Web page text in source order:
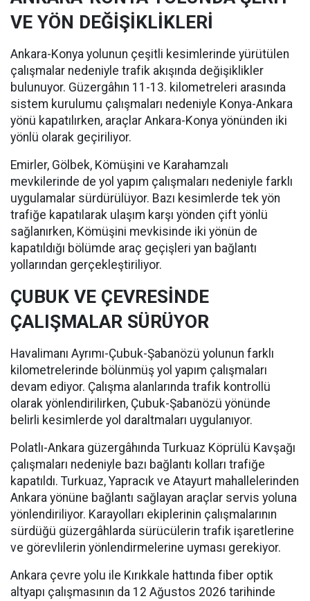
VE YÖN DEĞİŞİKLİKLERİ
Ankara-Konya yolunun çeşitli kesimlerinde yürütülen
çalışmalar nedeniyle trafik akışında değişiklikler
bulunuyor. Güzergâhın 11-13. kilometreleri arasında
sistem kurulumu çalışmaları nedeniyle Konya-Ankara
yönü kapatılırken, araçlar Ankara-Konya yönünden iki
yönlü olarak geçiriliyor.
Emirler, Gölbek, Kömüşini ve Karahamzalı
mevkilerinde de yol yapım çalışmaları nedeniyle farklı
uygulamalar sürdürülüyor. Bazı kesimlerde tek yön
trafiğe kapatılarak ulaşım karşı yönden çift yönlü
sağlanırken, Kömüşini mevkisinde iki yönün de
kapatıldığı bölümde araç geçişleri yan bağlantı
yollarından gerçekleştiriliyor.
ÇUBUK VE ÇEVRESİNDE
ÇALIŞMALAR SÜRÜYOR
Havalimanı Ayrımı-Çubuk-Şabanözü yolunun farklı
kilometrelerinde bölünmüş yol yapım çalışmaları
devam ediyor. Çalışma alanlarında trafik kontrollü
olarak yönlendirilirken, Çubuk-Şabanözü yönünde
belirli kesimlerde yol daraltmaları uygulanıyor.
Polatlı-Ankara güzergâhında Turkuaz Köprülü Kavşağı
çalışmaları nedeniyle bazı bağlantı kolları trafiğe
kapatıldı. Turkuaz, Yapracık ve Atayurt mahallelerinden
Ankara yönüne bağlantı sağlayan araçlar servis yoluna
yönlendiriliyor. Karayolları ekiplerinin çalışmalarının
sürdüğü güzergâhlarda sürücülerin trafik işaretlerine
ve görevlilerin yönlendirmelerine uyması gerekiyor.
Ankara çevre yolu ile Kırıkkale hattında fiber optik
altyapı çalışmasının da 12 Ağustos 2026 tarihinde